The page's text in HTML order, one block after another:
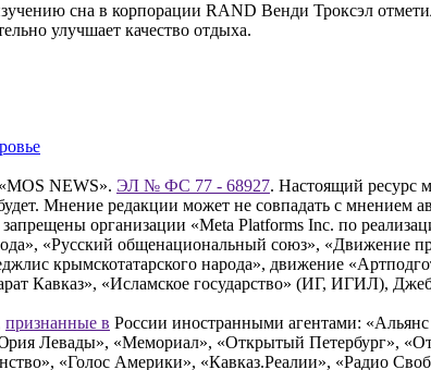
сна в корпорации RAND Венди Троксэл
улучшает качество отдыха.
NEWS». ЭЛ № ФС 77 - 68927. Настоящий ресурс
Мнение редакции может не совпадать с мнением
организации «Meta Platforms Inc. по
«Русский общенациональный союз»,
крымскотатарского народа», движение
Кавказ», «Исламское государство» (ИГ, ИГИЛ),
признанные в России иностранными агентами:
Левады», «Мемориал», «Открытый Петербург»,
«Голос Америки», «Кавказ.Реалии», «Радио